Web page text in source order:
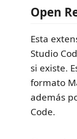
Open
Esta
Studio
si existe.
formato
además
Code.